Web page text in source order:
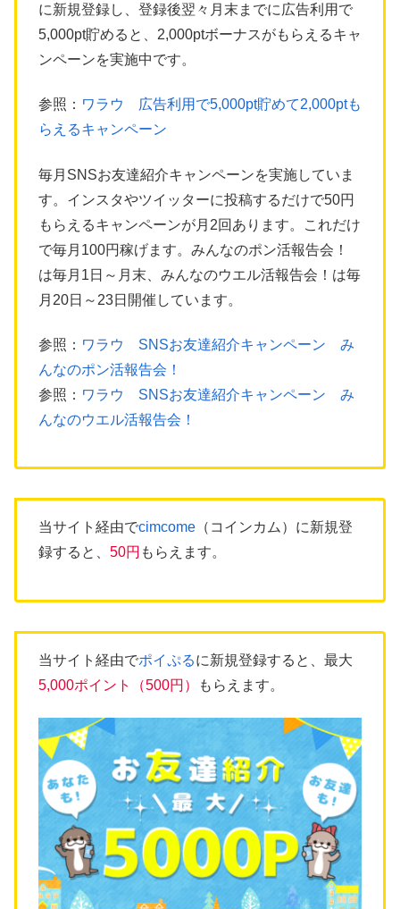
に新規登録し、登録後翌々月末までに広告利用で
5,000pt貯めると、2,000ptボーナスがもらえるキャ
ンペーンを実施中です。
参照： ワラウ 広告利用で5,000pt貯めて2,000ptも
らえるキャンペーン
毎月SNSお友達紹介キャンペーンを実施していま
す。インスタやツイッターに投稿するだけで50円
もらえるキャンペーンが月2回あります。これだけ
で毎月100円稼げます。みんなのポン活報告会！
は毎月1日～月末、みんなのウエル活報告会！は毎
月20日～23日開催しています。
参照： ワラウ SNSお友達紹介キャンペーン み
んなのポン活報告会！
参照： ワラウ SNSお友達紹介キャンペーン み
んなのウエル活報告会！
当サイト経由でcimcome （コインカム）に新規登
録すると、 50円 もらえます。
当サイト経由でポイぷるに新規登録すると、最大
5,000ポイント（500円）
もらえます。